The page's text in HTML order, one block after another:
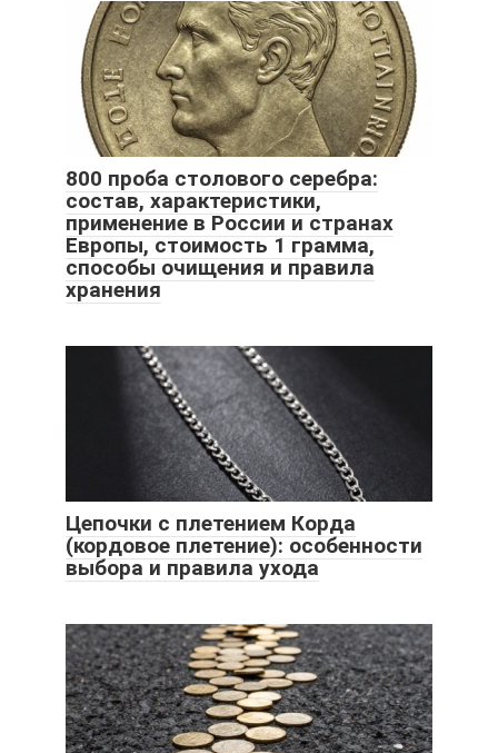
800 проба столового серебра:
состав, характеристики,
применение в России и странах
Европы, стоимость 1 грамма,
способы очищения и правила
хранения
Цепочки с плетением Корда
(кордовое плетение): особенности
выбора и правила ухода